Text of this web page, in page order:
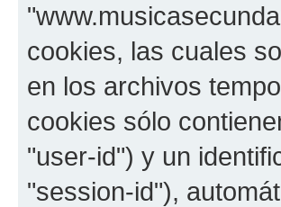
cookies, las cuales
en los archivos
cookies sólo
"user-id") y un
"session-id"),